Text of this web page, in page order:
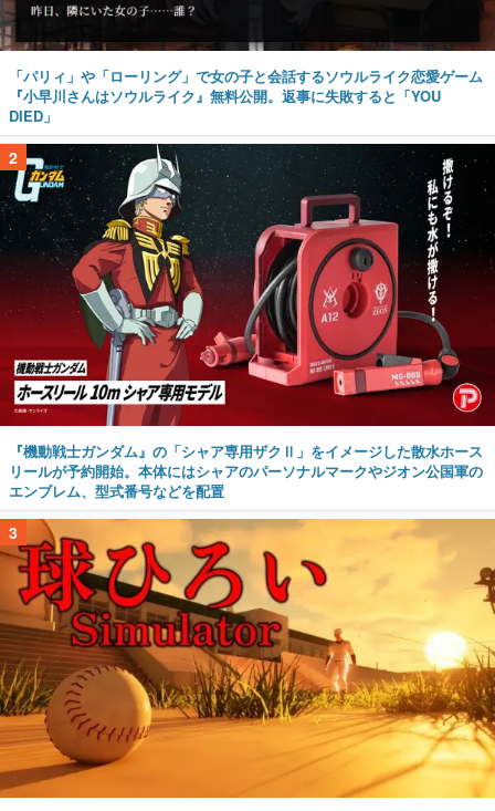
「パリィ」や「ローリング」で女の子と会話するソウルライク恋愛ゲーム
『小早川さんはソウルライク』無料公開。返事に失敗すると「YOU
DIED」
2
『機動戦士ガンダム』の「シャア専用ザクⅡ」をイメージした散水ホース
リールが予約開始。本体にはシャアのパーソナルマークやジオン公国軍の
エンブレム、型式番号などを配置
3